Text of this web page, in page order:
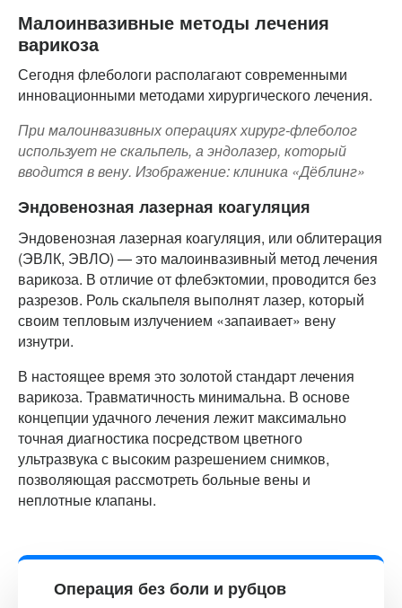
Малоинвазивные методы лечения
варикоза
Сегодня флебологи располагают современными
инновационными методами хирургического лечения.
При малоинвазивных операциях хирург-флеболог
использует не скальпель, а эндолазер, который
вводится в вену. Изображение: клиника «Дёблинг»
Эндовенозная лазерная коагуляция
Эндовенозная лазерная коагуляция, или облитерация
(ЭВЛК, ЭВЛО) — это малоинвазивный метод лечения
варикоза. В отличие от флебэктомии, проводится без
разрезов. Роль скальпеля выполнят лазер, который
своим тепловым излучением «запаивает» вену
изнутри.
В настоящее время это золотой стандарт лечения
варикоза. Травматичность минимальна. В основе
концепции удачного лечения лежит максимально
точная диагностика посредством цветного
ультразвука с высоким разрешением снимков,
позволяющая рассмотреть больные вены и
неплотные клапаны.
Операция без боли и рубцов